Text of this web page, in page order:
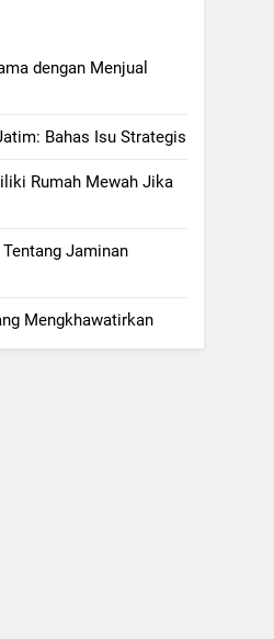
dengan Menjual
Bahas Isu Strategis
Rumah Mewah Jika
Jaminan
Mengkhawatirkan